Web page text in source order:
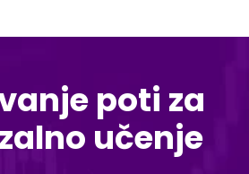
poti za
učenje